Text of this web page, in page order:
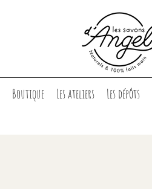
Boutique Les ateliers Les dépôts